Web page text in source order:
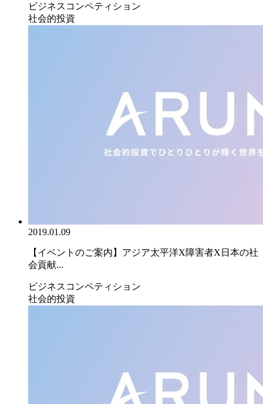
ビジネスコンペティション
社会的投資
2019.01.09
【イベントのご案内】アジア太平洋X障害者X日本の社
会貢献...
ビジネスコンペティション
社会的投資